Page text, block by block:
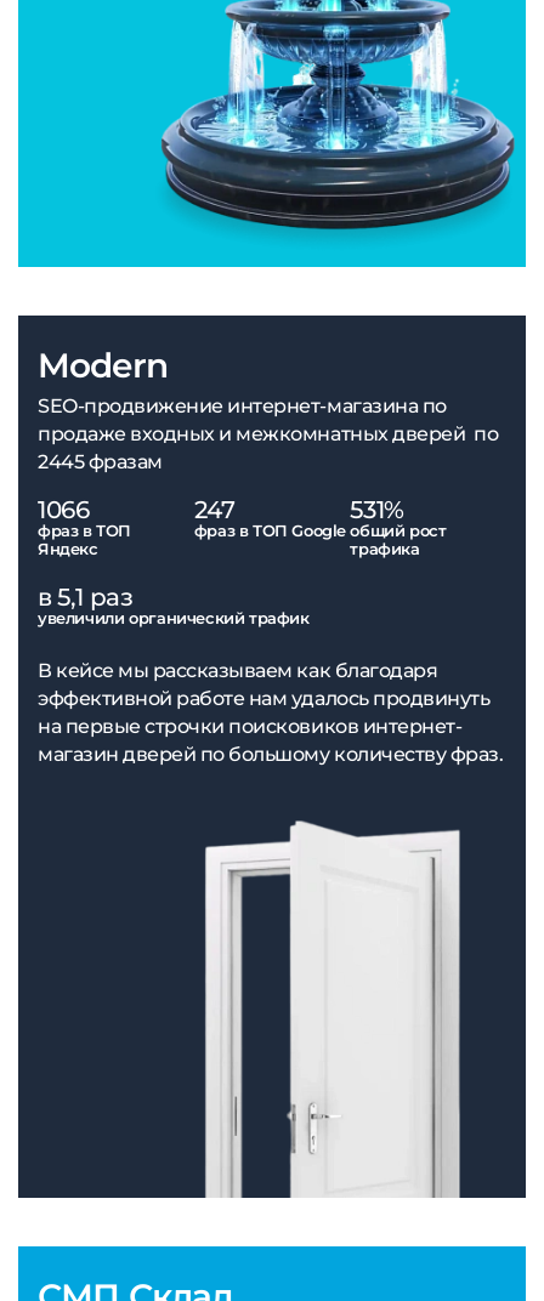
Modern
SEO-продвижение интернет-магазина по
продаже входных и межкомнатных дверей по
2445 фразам
1066
фраз в ТОП
Яндекс
247
фраз в ТОП Google
531%
общий рост
трафика
в 5,1 раз
увеличили органический трафик
В кейсе мы рассказываем как благодаря
эффективной работе нам удалось продвинуть
на первые строчки поисковиков интернет-
магазин дверей по большому количеству фраз.